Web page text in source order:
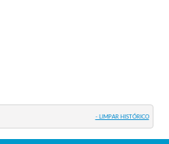
- LIMPAR HISTÓRICO